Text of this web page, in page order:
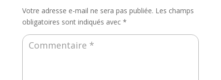
Votre adresse e-mail ne sera pas publiée. Les champs
obligatoires sont indiqués avec *